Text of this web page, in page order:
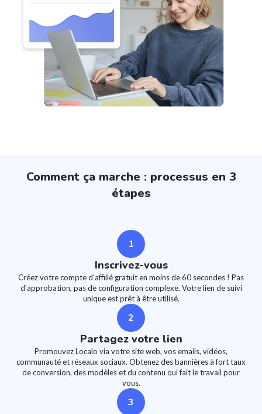
Comment ça marche : processus en 3
étapes
1
Inscrivez-vous
Créez votre compte d'affilié gratuit en moins de 60 secondes ! Pas
d'approbation, pas de configuration complexe. Votre lien de suivi
unique est prêt à être utilisé.
2
Partagez votre lien
Promouvez Localo via votre site web, vos emails, vidéos,
communauté et réseaux sociaux. Obtenez des bannières à fort taux
de conversion, des modèles et du contenu qui fait le travail pour
vous.
3